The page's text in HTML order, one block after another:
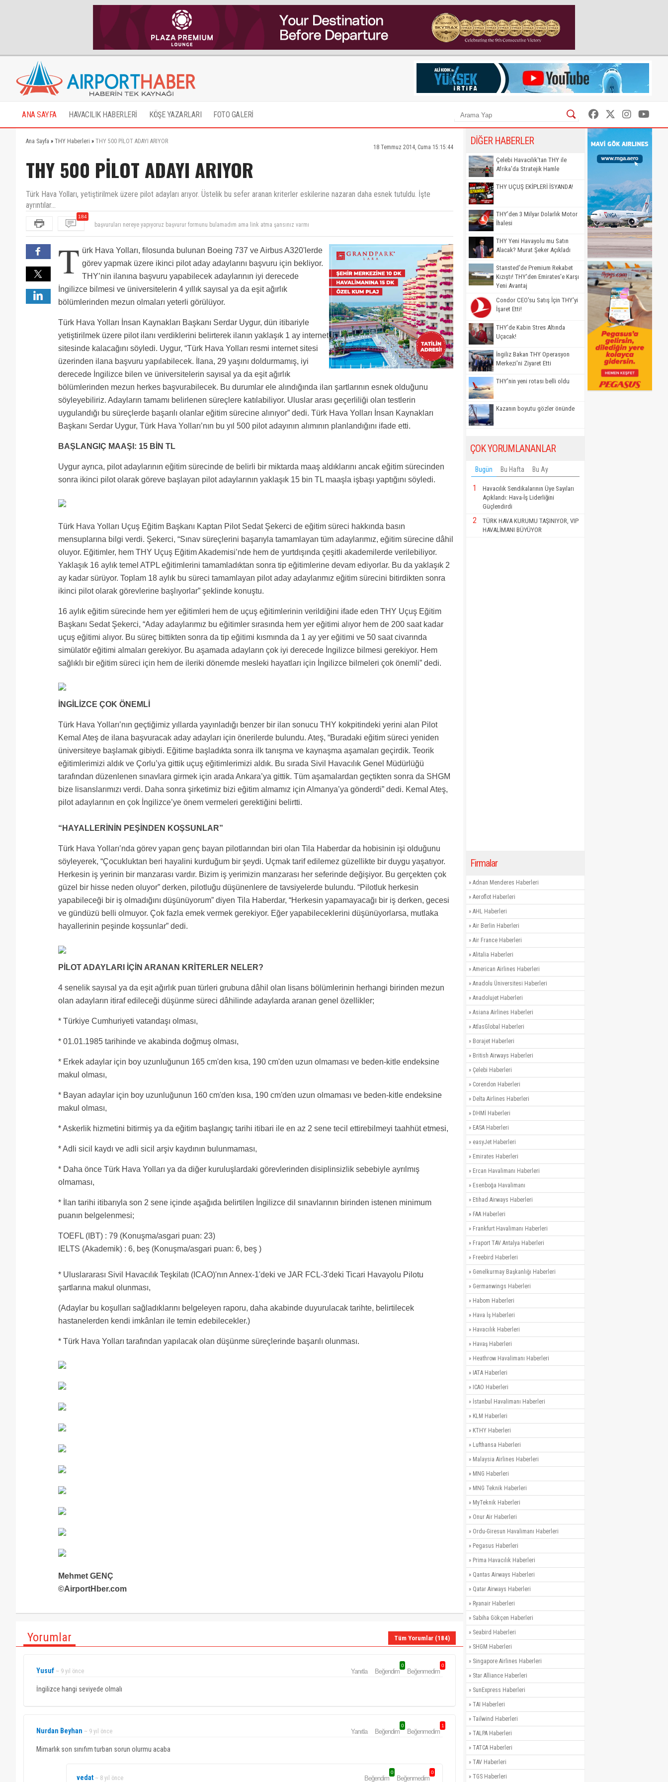
ANA SAYFA HAVACILIK HABERLERİ KÖŞE YAZARLARI FOTO GALERİ
Ana Sayfa » THY Haberleri » THY 500 PİLOT ADAYI ARIYOR
18 Temmuz 2014, Cuma 15:15:44
THY 500 PİLOT ADAYI ARIYOR
Türk Hava Yolları, yetiştirilmek üzere pilot adayları arıyor. Üstelik bu sefer aranan kriterler eskilerine nazaran daha esnek tutuldu. İşte
ayrıntılar...
184
çok iyi
artık lisans mevzunu olmak yeterli oluyor eşit ağırlık ve sayısal şartını kaldırdılar yani sözelci lisans mevzunlarıda başvuruda bulunabiliyor
çünkü hava yolu sektörü sürekli gelişen bir sektör ve günümüzdede beklenenden hızlı gelişiyor bu nedenle pilot açığıda artmış durumumda
bazı uçuş okulları ticari pilot lisansı için ön lisans mevzunu bile alıyor aça ücretleri tabiki can yakıcı türkiyedeki en dandik okul bile 100 ile
150 bin türk lirası istiyor 18 aylık eğitim için ve işin ilginç tarafı avrupada bu fiyatlar türkiyeye göre daha ucuz hani varsa avrupada yakın
akrabası 2 yıl yanında kalabilecek bir akrabaı olan bunun için avrupayıda tercih edebilir çünkü dünya genelinde aışırı derecede pilot açığı
mevcut daha 2 hafta önce katar hava yolları thy politlarına bizimle çalışın teklifinde bulundu ve başlangıç olarakta 14 bindolar aylık maaş
Lütfen soruma cevap verin nolur simdi ben İmam Hatip okuyorum peki İmam Hatip mezunu oldum mu??? Pilot olma şansım var mı????
Ben Türkiye' de doğdum daha sonra bulgaristan çifte vatandaşlığını aldım. Peki ben şimdi thy de pilot olabilirmiyim?
İngilizce hangi seviyede olmalı
Mimarlık son sınıfım turban sorun olurmu acaba
sadece ingilizcem zayıf acaba bu konuda ne düzeyde ingilizceşart ? derdini anlatma misalim mi ?
Üniversite 4 yıllık konservatuvar mezunuyum ingilizcem çok iyi kriterlerim uyuyor başvurabilirmiyim
T ürk Hava Yolları, filosunda bulunan Boeing 737 ve Airbus A320'lerde
görev yapmak üzere ikinci pilot aday adaylarını başvuru için bekliyor.
THY’nin ilanına başvuru yapabilecek adaylarının iyi derecede
İngilizce bilmesi ve üniversitelerin 4 yıllık sayısal ya da eşit ağırlık
bölümlerinden mezun olmaları yeterli görülüyor.
Türk Hava Yolları İnsan Kaynakları Başkanı Serdar Uygur, dün itibariyle
yetiştirilmek üzere pilot ilanı verdiklerini belirterek ilanın yaklaşık 1 ay internet
sitesinde kalacağını söyledi. Uygur, “Türk Hava Yolları resmi internet sitesi
üzerinden ilana başvuru yapılabilecek. İlana, 29 yaşını doldurmamış, iyi
derecede İngilizce bilen ve üniversitelerin sayısal ya da eşit ağırlık
bölümlerinden mezun herkes başvurabilecek. Bu durumlar ele alındığında ilan şartlarının esnek olduğunu
söyleyebiliriz. Adayların tamamı belirlenen süreçlere katılabiliyor. Uluslar arası geçerliliği olan testlerin
uygulandığı bu süreçlerde başarılı olanlar eğitim sürecine alınıyor” dedi. Türk Hava Yolları İnsan Kaynakları
Başkanı Serdar Uygur, Türk Hava Yolları’nın bu yıl 500 pilot adayının alımının planlandığını ifade etti.
BAŞLANGIÇ MAAŞI: 15 BİN TL
Uygur ayrıca, pilot adaylarının eğitim sürecinde de belirli bir miktarda maaş aldıklarını ancak eğitim sürecinden
sonra ikinci pilot olarak göreve başlayan pilot adaylarının yaklaşık 15 bin TL maaşla işbaşı yaptığını söyledi.
Türk Hava Yolları Uçuş Eğitim Başkanı Kaptan Pilot Sedat Şekerci de eğitim süreci hakkında basın
mensuplarına bilgi verdi. Şekerci, “Sınav süreçlerini başarıyla tamamlayan tüm adaylarımız, eğitim sürecine dâhil
oluyor. Eğitimler, hem THY Uçuş Eğitim Akademisi’nde hem de yurtdışında çeşitli akademilerde verilebiliyor.
Yaklaşık 16 aylık temel ATPL eğitimlerini tamamladıktan sonra tip eğitimlerine devam ediyorlar. Bu da yaklaşık 2
ay kadar sürüyor. Toplam 18 aylık bu süreci tamamlayan pilot aday adaylarımız eğitim sürecini bitirdikten sonra
ikinci pilot olarak görevlerine başlıyorlar” şeklinde konuştu.
16 aylık eğitim sürecinde hem yer eğitimleri hem de uçuş eğitimlerinin verildiğini ifade eden THY Uçuş Eğitim
Başkanı Sedat Şekerci, “Aday adaylarımız bu eğitimler sırasında hem yer eğitimi alıyor hem de 200 saat kadar
uçuş eğitimi alıyor. Bu süreç bittikten sonra da tip eğitimi kısmında da 1 ay yer eğitimi ve 50 saat civarında
simülatör eğitimi almaları gerekiyor. Bu aşamada adayların çok iyi derecede İngilizce bilmesi gerekiyor. Hem
sağlıklı bir eğitim süreci için hem de ileriki dönemde mesleki hayatları için İngilizce bilmeleri çok önemli” dedi.
İNGİLİZCE ÇOK ÖNEMLİ
Türk Hava Yolları’nın geçtiğimiz yıllarda yayınladığı benzer bir ilan sonucu THY kokpitindeki yerini alan Pilot
Kemal Ateş de ilana başvuracak aday adayları için önerilerde bulundu. Ateş, “Buradaki eğitim süreci yeniden
üniversiteye başlamak gibiydi. Eğitime başladıkta sonra ilk tanışma ve kaynaşma aşamaları geçirdik. Teorik
eğitimlerimizi aldık ve Çorlu’ya gittik uçuş eğitimlerimizi aldık. Bu sırada Sivil Havacılık Genel Müdürlüğü
tarafından düzenlenen sınavlara girmek için arada Ankara’ya gittik. Tüm aşamalardan geçtikten sonra da SHGM
bize lisanslarımızı verdi. Daha sonra şirketimiz bizi eğitim almamız için Almanya’ya gönderdi” dedi. Kemal Ateş,
pilot adaylarının en çok İngilizce’ye önem vermeleri gerektiğini belirtti.
“HAYALLERİNİN PEŞİNDEN KOŞSUNLAR”
Türk Hava Yolları’nda görev yapan genç bayan pilotlarından biri olan Tila Haberdar da hobisinin işi olduğunu
söyleyerek, “Çocukluktan beri hayalini kurduğum bir şeydi. Uçmak tarif edilemez güzellikte bir duygu yaşatıyor.
Herkesin iş yerinin bir manzarası vardır. Bizim iş yerimizin manzarası her seferinde değişiyor. Bu gerçekten çok
güzel bir hisse neden oluyor” derken, pilotluğu düşünenlere de tavsiyelerde bulundu. “Pilotluk herkesin
yapabileceği bir iş olmadığını düşünüyorum” diyen Tila Haberdar, “Herkesin yapamayacağı bir iş derken, gecesi
ve gündüzü belli olmuyor. Çok fazla emek vermek gerekiyor. Eğer yapabileceklerini düşünüyorlarsa, mutlaka
hayallerinin peşinde koşsunlar” dedi.
PİLOT ADAYLARI İÇİN ARANAN KRİTERLER NELER?
4 senelik sayısal ya da eşit ağırlık puan türleri grubuna dâhil olan lisans bölümlerinin herhangi birinden mezun
olan adayların itiraf edileceği düşünme süreci dâhilinde adaylarda aranan genel özellikler;
* Türkiye Cumhuriyeti vatandaşı olması,
* 01.01.1985 tarihinde ve akabinda doğmuş olması,
* Erkek adaylar için boy uzunluğunun 165 cm'den kısa, 190 cm'den uzun olmaması ve beden-kitle endeksine
makul olması,
* Bayan adaylar için boy uzunluğunun 160 cm'den kısa, 190 cm'den uzun olmaması ve beden-kitle endeksine
makul olması,
* Askerlik hizmetini bitirmiş ya da eğitim başlangıç tarihi itibari ile en az 2 sene tecil ettirebilmeyi taahhüt etmesi,
* Adli sicil kaydı ve adli sicil arşiv kaydının bulunmaması,
* Daha önce Türk Hava Yolları ya da diğer kuruluşlardaki görevlerinden disiplinsizlik sebebiyle ayrılmış
olmaması,
* İlan tarihi itibarıyla son 2 sene içinde aşağıda belirtilen İngilizce dil sınavlarının birinden istenen minimum
puanın belgelenmesi;
TOEFL (IBT) : 79 (Konuşma/asgari puan: 23)
IELTS (Akademik) : 6, beş (Konuşma/asgari puan: 6, beş )
* Uluslararası Sivil Havacılık Teşkilatı (ICAO)'nın Annex-1'deki ve JAR FCL-3'deki Ticari Havayolu Pilotu
şartlarına makul olunması,
(Adaylar bu koşulları sağladıklarını belgeleyen raporu, daha akabinde duyurulacak tarihte, belirtilecek
hastanelerden kendi imkânları ile temin edebilecekler.)
* Türk Hava Yolları tarafından yapılacak olan düşünme süreçlerinde başarılı olunması.
Mehmet GENÇ
©AirportHber.com
Yorumlar Tüm Yorumlar (184)
Yusuf ~ 9 yıl önce Yanıtla Beğendim
0
Beğenmedim
0
İngilizce hangi seviyede olmalı
Nurdan Beyhan ~ 9 yıl önce Yanıtla Beğendim
0
Beğenmedim
1
Mimarlık son sınıfım turban sorun olurmu acaba
vedat ~ 8 yıl önce Beğendim
0
Beğenmedim
0
DİĞER HABERLER
Çelebi Havacılık'tan THY ile
Afrika'da Stratejik Hamle
THY UÇUŞ EKİPLERİ İSYANDA!
THY’den 3 Milyar Dolarlık Motor
İhalesi
THY Yeni Havayolu mu Satın
Alacak? Murat Şeker Açıkladı
Stansted'de Premium Rekabet
Kızıştı! THY'den Emirates'e Karşı
Yeni Avantaj
Condor CEO'su Satış İçin THY'yi
İşaret Etti!
THY’de Kabin Stres Altında
Uçacak!
İngiliz Bakan THY Operasyon
Merkezi'ni Ziyaret Etti
THY'nin yeni rotası belli oldu
Kazanın boyutu gözler önünde
ÇOK YORUMLANANLAR
Bugün Bu Hafta Bu Ay
1
Havacılık Sendikalarının Üye Sayıları
Açıklandı: Hava-İş Liderliğini
Güçlendirdi
2
TÜRK HAVA KURUMU TAŞINIYOR, VIP
HAVALİMANI BÜYÜYOR
Firmalar
» Adnan Menderes Haberleri
» Aeroflot Haberleri
» AHL Haberleri
» Air Berlin Haberleri
» Air France Haberleri
» Alitalia Haberleri
» American Airlines Haberleri
» Anadolu Üniversitesi Haberleri
» Anadolujet Haberleri
» Asiana Airlines Haberleri
» AtlasGlobal Haberleri
» Borajet Haberleri
» British Airways Haberleri
» Çelebi Haberleri
» Corendon Haberleri
» Delta Airlines Haberleri
» DHMİ Haberleri
» EASA Haberleri
» easyJet Haberleri
» Emirates Haberleri
» Ercan Havalimanı Haberleri
» Esenboğa Havalimanı
» Etihad Airways Haberleri
» FAA Haberleri
» Frankfurt Havalimanı Haberleri
» Fraport TAV Antalya Haberleri
» Freebird Haberleri
» Genelkurmay Başkanlığı Haberleri
» Germanwings Haberleri
» Habom Haberleri
» Hava İş Haberleri
» Havacılık Haberleri
» Havaş Haberleri
» Heathrow Havalimanı Haberleri
» IATA Haberleri
» ICAO Haberleri
» İstanbul Havalimanı Haberleri
» KLM Haberleri
» KTHY Haberleri
» Lufthansa Haberleri
» Malaysia Airlines Haberleri
» MNG Haberleri
» MNG Teknik Haberleri
» MyTeknik Haberleri
» Onur Air Haberleri
» Ordu-Giresun Havalimanı Haberleri
» Pegasus Haberleri
» Prima Havacılık Haberleri
» Qantas Airways Haberleri
» Qatar Airways Haberleri
» Ryanair Haberleri
» Sabiha Gökçen Haberleri
» Seabird Haberleri
» SHGM Haberleri
» Singapore Airlines Haberleri
» Star Alliance Haberleri
» SunExpress Haberleri
» TAI Haberleri
» Tailwind Haberleri
» TALPA Haberleri
» TATCA Haberleri
» TAV Haberleri
» TGS Haberleri